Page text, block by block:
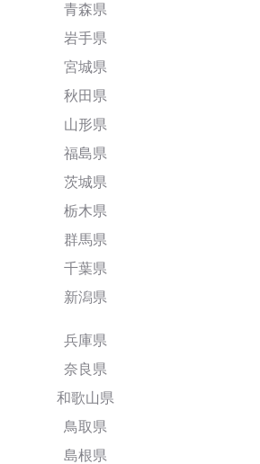
青森県
岩手県
宮城県
秋田県
山形県
福島県
茨城県
栃木県
群馬県
千葉県
新潟県
兵庫県
奈良県
和歌山県
鳥取県
島根県